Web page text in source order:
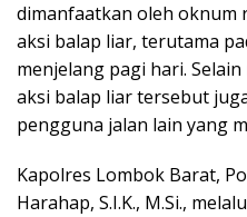
dimanfaatkan oleh oknum
aksi balap liar, terutama
menjelang pagi hari.
aksi balap liar tersebut
pengguna jalan lain yang
Kapolres Lombok Barat,
Harahap, S.I.K., M.Si.,